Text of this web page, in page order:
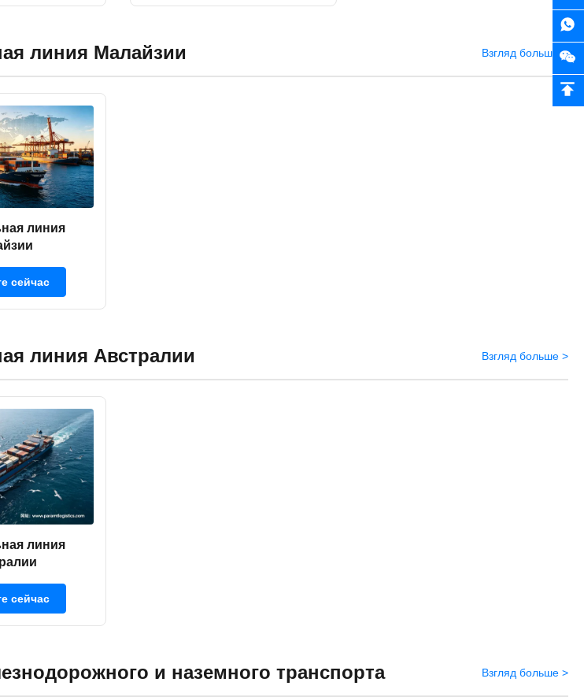
линия Малайзии Взгляд больше >
линия
сейчас
линия Австралии Взгляд больше >
линия
сейчас
и наземного транспорта Взгляд больше >